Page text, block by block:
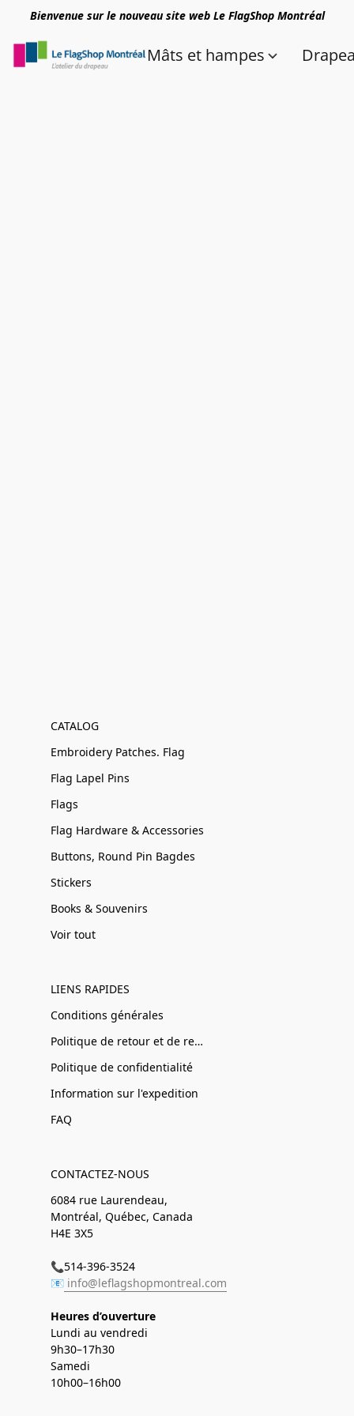
Bienvenue sur le nouveau site web Le FlagShop Montréal
Mâts et hampes
CATALOG
Embroidery Patches. Flag
Flag Lapel Pins
Flags
Flag Hardware & Accessories
Buttons, Round Pin Bagdes
Stickers
Books & Souvenirs
Voir tout
LIENS RAPIDES
Conditions générales
Politique de retour et de remboursement
Politique de confidentialité
Information sur l'expedition
FAQ
CONTACTEZ-NOUS
6084 rue Laurendeau,
Montréal, Québec, Canada
H4E 3X5
📞514-396-3524
📧 info@leflagshopmontreal.com
Heures d’ouverture
Lundi au vendredi
9h30–17h30
Samedi
10h00–16h00